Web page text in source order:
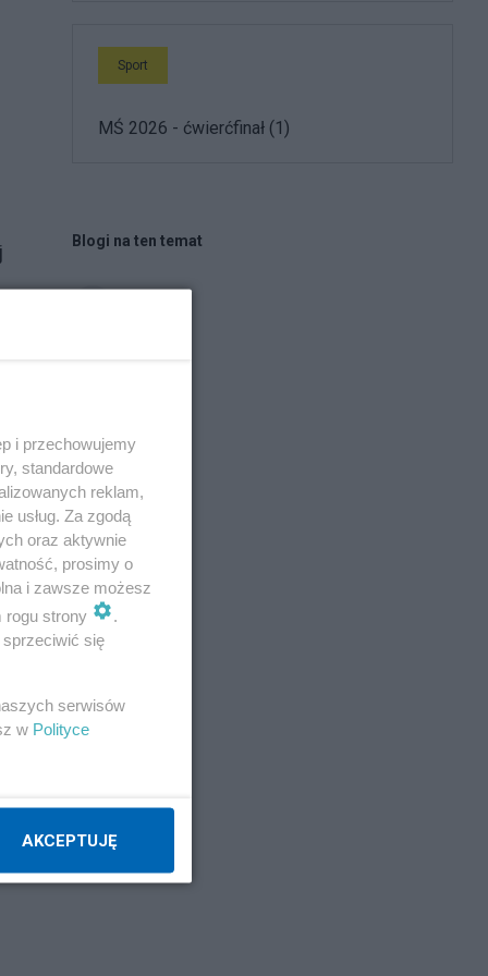
Sport
MŚ 2026 - ćwierćfinał (1)
Blogi na ten temat
Napisz notkę
i przechowujemy
standardowe
reklam,
usług. Za zgodą
oraz aktywnie
prosimy o
i zawsze możesz
rogu strony
.
się
serwisów
w Polityce
AKCEPTUJĘ